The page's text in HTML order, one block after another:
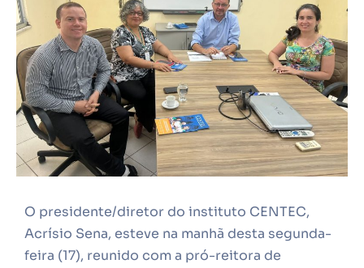
O presidente/diretor do instituto CENTEC,
Acrísio Sena, esteve na manhã desta segunda-
feira (17), reunido com a pró-reitora de